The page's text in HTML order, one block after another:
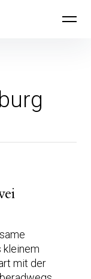
Rad
kleinem
mit der